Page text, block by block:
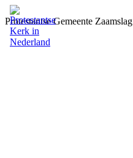
Protestantse Gemeente Zaamslag